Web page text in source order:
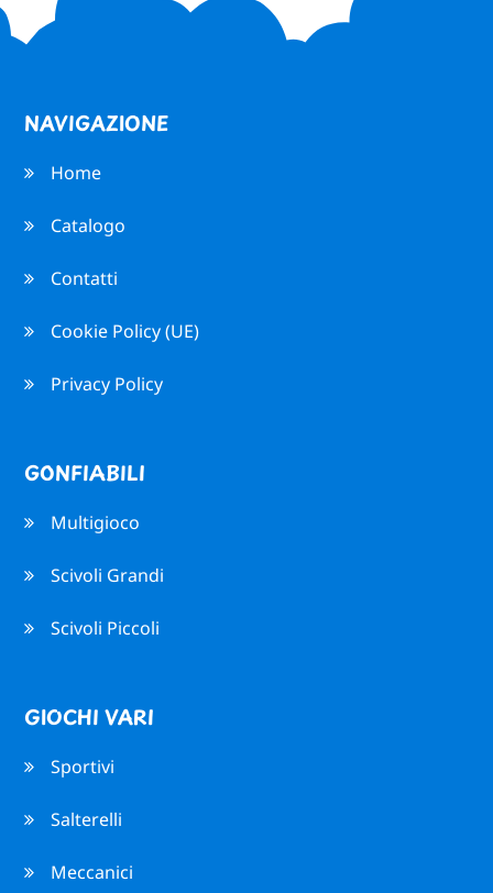
NAVIGAZIONE
Home
Catalogo
Contatti
Cookie Policy (UE)
Privacy Policy
GONFIABILI
Multigioco
Scivoli Grandi
Scivoli Piccoli
GIOCHI VARI
Sportivi
Salterelli
Meccanici